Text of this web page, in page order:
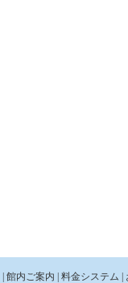
| 館内ご案内 | 料金システム